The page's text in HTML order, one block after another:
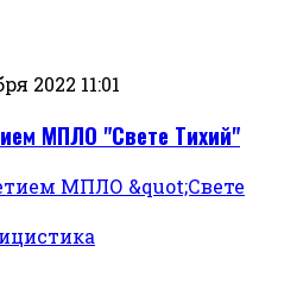
2022 11:01
МПЛО "Свете Тихий"